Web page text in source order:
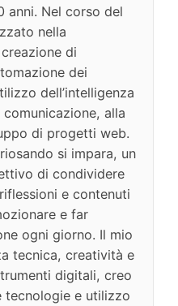
anni. Nel corso del
nella
di
dei
dell’intelligenza
alla
di progetti web.
si impara, un
di condividere
e contenuti
e far
ogni giorno. Il mio
tecnica, creatività e
digitali, creo
tecnologie e utilizzo